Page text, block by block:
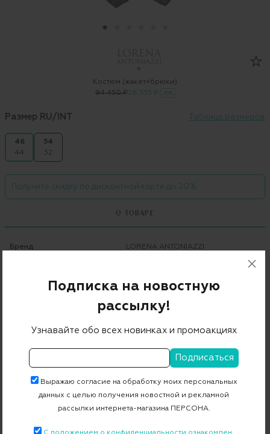
Костюм (жакет+брюки)
94 450 ₽28 335 ₽ -70%
Размер RU/INT Таблица размеров
46
44
54
52
Получите скидку по дисконтной карте до 20%
О ТОВАРЕ
Бренд LORENA ANTONIAZZI
98% шерсть 2% эластан
Италия
Страна производства Италия
Артикул LP36GA2_LP36PA38/3048
Примерка при доставке торговым представителем
Подписка на новостную
рассылку!
Узнавайте обо всех новинках и промоакциях
Выражаю согласие на обработку моих персональных
данных с целью получения новостной и рекламной
рассылки интернета-магазина ПЕРСОНА.
С положением о конфиденциальности ознакомлен.